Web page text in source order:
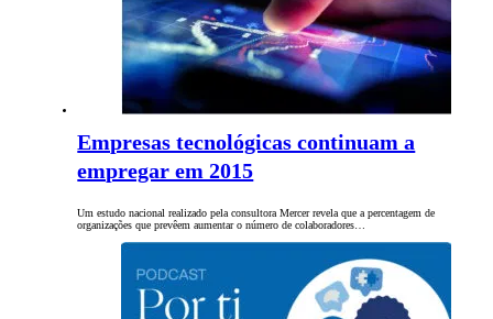
Empresas tecnológicas continuam a
empregar em 2015
Um estudo nacional realizado pela consultora Mercer revela que a percentagem de
organizações que prevêem aumentar o número de colaboradores…